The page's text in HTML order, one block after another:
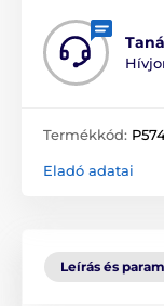
Termékkód:
Eladó adatai
Leírás és